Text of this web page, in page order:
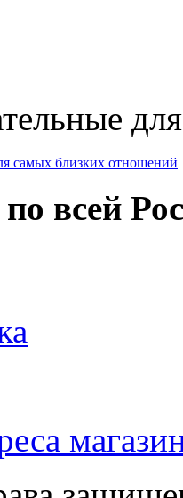
самых близких отношений
всей